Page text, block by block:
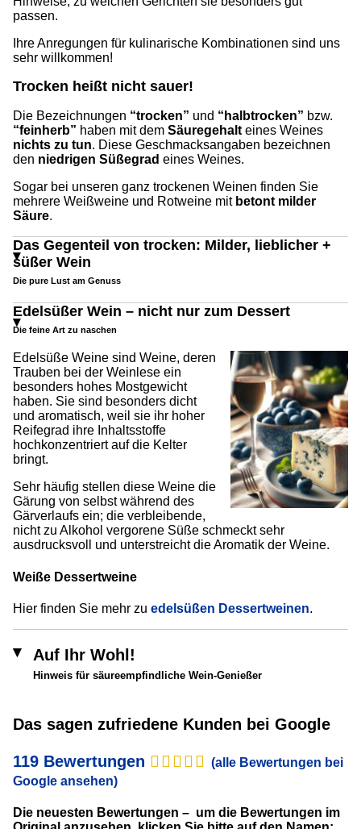
passen.
Ihre Anregungen für kulinarische Kombinationen sind uns
sehr willkommen!
Trocken heißt nicht sauer!
Die Bezeichnungen “trocken” und “halbtrocken” bzw.
“feinherb” haben mit dem Säuregehalt eines Weines
nichts zu tun. Diese Geschmacksangaben bezeichnen
den niedrigen Süßegrad eines Weines.
Sogar bei unseren ganz trockenen Weinen finden Sie
mehrere Weißweine und Rotweine mit betont milder
Säure.
Das Gegenteil von trocken: Milder, lieblicher +
süßer Wein
Die pure Lust am Genuss
Edelsüßer Wein – nicht nur zum Dessert
Die feine Art zu naschen
Edelsüße Weine sind Weine, deren
Trauben bei der Weinlese ein
besonders hohes Mostgewicht
haben. Sie sind besonders dicht
und aromatisch, weil sie ihr hoher
Reifegrad ihre Inhaltsstoffe
hochkonzentriert auf die Kelter
bringt.
Sehr häufig stellen diese Weine die
Gärung von selbst während des
Gärverlaufs ein; die verbleibende,
nicht zu Alkohol vergorene Süße schmeckt sehr
ausdrucksvoll und unterstreicht die Aromatik der Weine.
Weiße Dessertweine
Hier finden Sie mehr zu edelsüßen Dessertweinen.
Auf Ihr Wohl!
Hinweis für säureempfindliche Wein-Genießer
Das sagen zufriedene Kunden bei Google
119 Bewertungen
(alle Bewertungen bei
Google ansehen)
Die neuesten Bewertungen – um die Bewertungen im